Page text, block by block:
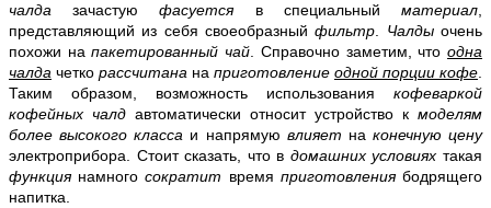
чалдазачастуюфасуется в специальныйматериал,
представляющий из себя своеобразныйфильтр. Чалдыочень
похожи напакетированный чай. Справочно заметим, чтоодна
чалда четко рассчитана на приготовление одной порции кофе.
Таким образом, возможность использования кофеваркой
кофейных чалд автоматически относит устройство к моделям
более высокого класса и напрямую влияет наконечную цену
электроприбора. Стоит сказать, что в домашних условиях такая
функция намногосократит время приготовлениябодрящего
напитка.